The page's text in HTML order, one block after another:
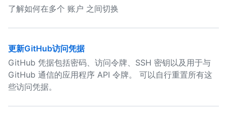
了解如何在多个 账户 之间切换
更新GitHub访问凭据
GitHub 凭据包括密码、访问令牌、SSH 密钥以及用于与
GitHub 通信的应用程序 API 令牌。 可以自行重置所有这
些访问凭据。